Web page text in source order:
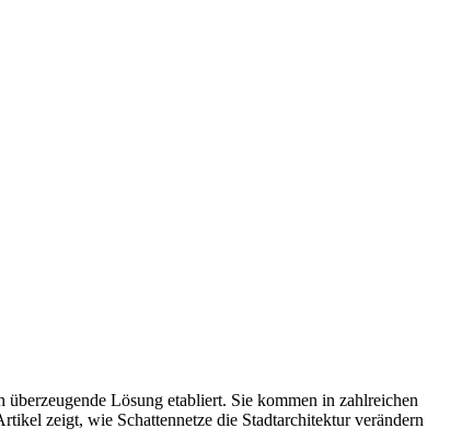
Lösung etabliert. Sie kommen in zahlreichen
zeigt, wie Schattennetze die Stadtarchitektur verändern